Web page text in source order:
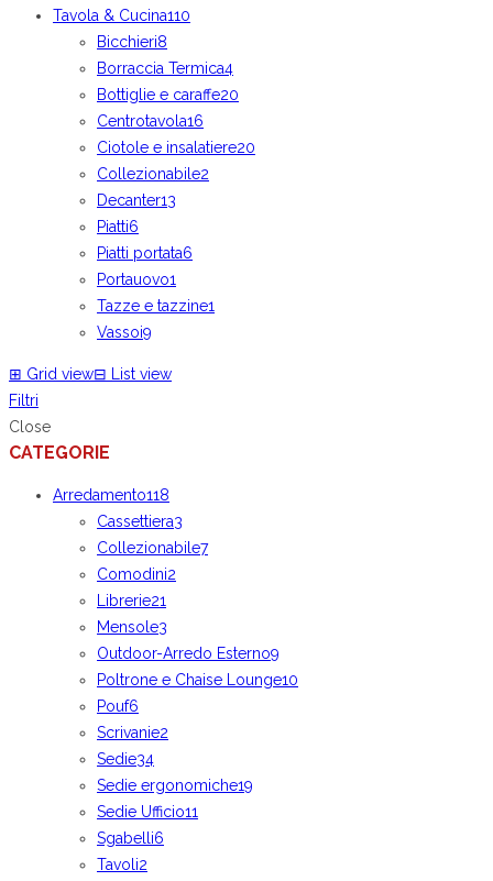
Tavola & Cucina110
Bicchieri8
Borraccia Termica4
Bottiglie e caraffe20
Centrotavola16
Ciotole e insalatiere20
Collezionabile2
Decanter13
Piatti6
Piatti portata6
Portauovo1
Tazze e tazzine1
Vassoi9
⊞ Grid view⊟
List view
Filtri
Close
CATEGORIE
Arredamento118
Cassettiera3
Collezionabile7
Comodini2
Librerie21
Mensole3
Outdoor-Arredo Esterno9
Poltrone e Chaise Lounge10
Pouf6
Scrivanie2
Sedie34
Sedie ergonomiche19
Sedie Ufficio11
Sgabelli6
Tavoli2